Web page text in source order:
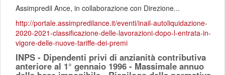
Assimpredil Ance, in collaborazione con Direzione...
http://portale.assimpredilance.it/eventi/inail-autoliquidazione-
2020-2021-classificazione-delle-lavorazioni-dopo-l-entrata-in-
vigore-delle-nuove-tariffe-dei-premi
INPS - Dipendenti privi di anzianità contributiva
anteriore al 1° gennaio 1996 - Massimale annuo